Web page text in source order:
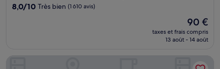
8.0
8,0/10 Très bien (1 610 avis)
Le
nouveau
prix
90 €
90 €
taxes et frais compris
13 août - 14 août
Point A Dublin The Liberties